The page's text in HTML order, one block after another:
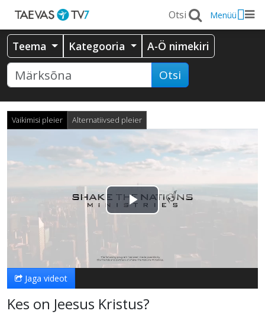
Menüü
Teema Kategooria A-Ö nimekiri
Otsi
Vaikimisi pleier Alternatiivsed pleier
Esita
Jaga videot
Kes on Jeesus Kristus?